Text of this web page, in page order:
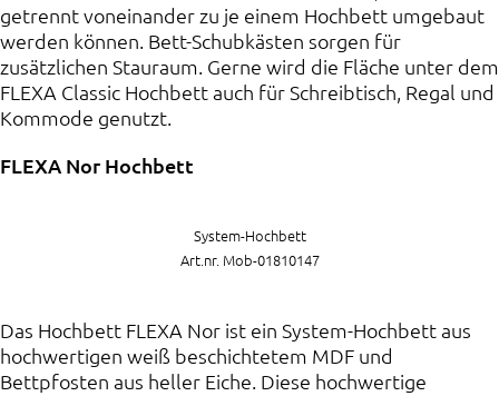
getrennt voneinander zu je einem Hochbett umgebaut
werden können. Bett-Schubkästen sorgen für
zusätzlichen Stauraum. Gerne wird die Fläche unter dem
FLEXA Classic Hochbett auch für Schreibtisch, Regal und
Kommode genutzt.
FLEXA Nor Hochbett
System-Hochbett
Art.nr. Mob-01810147
Das Hochbett FLEXA Nor ist ein System-Hochbett aus
hochwertigen weiß beschichtetem MDF und
Bettpfosten aus heller Eiche. Diese hochwertige